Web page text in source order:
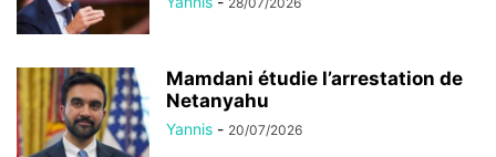
Mamdani étudie l’arrestation de
Netanyahu
Yannis - 20/07/2026